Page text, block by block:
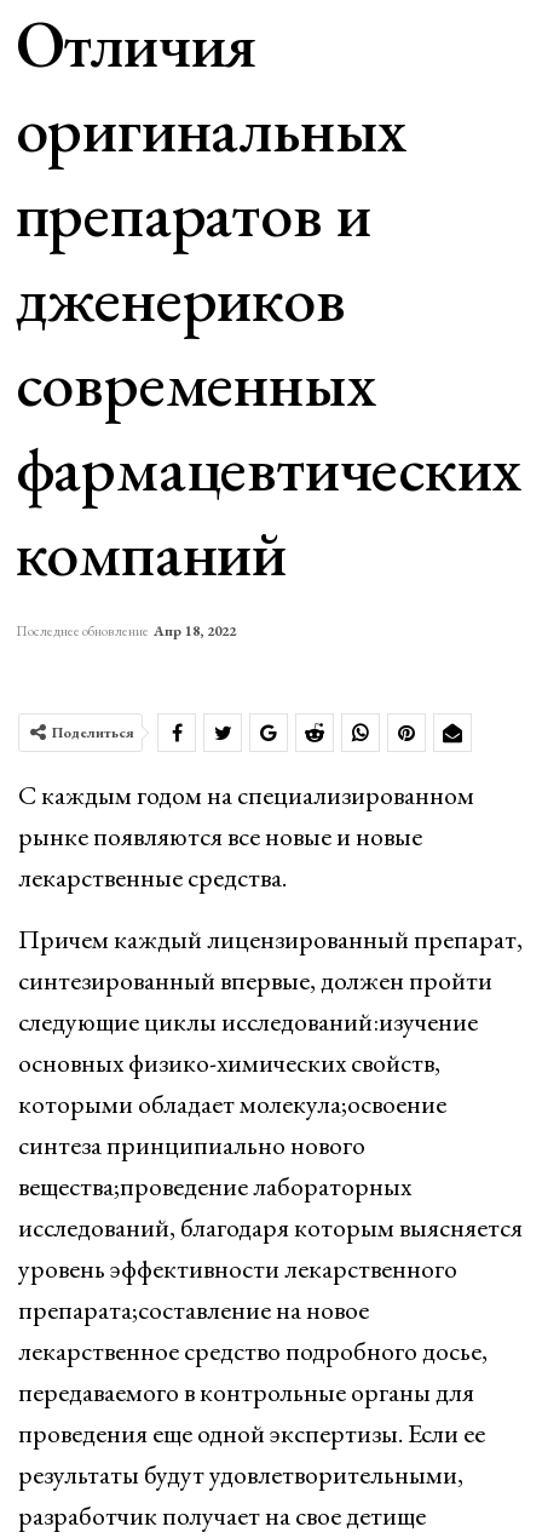
Отличия
оригинальных
препаратов и
дженериков
современных
фармацевтических
компаний
Последнее обновление Апр 18, 2022
Поделиться
С каждым годом на специализированном
рынке появляются все новые и новые
лекарственные средства.
Причем каждый лицензированный препарат,
синтезированный впервые, должен пройти
следующие циклы исследований:изучение
основных физико-химических свойств,
которыми обладает молекула;освоение
синтеза принципиально нового
вещества;проведение лабораторных
исследований, благодаря которым выясняется
уровень эффективности лекарственного
препарата;составление на новое
лекарственное средство подробного досье,
передаваемого в контрольные органы для
проведения еще одной экспертизы. Если ее
результаты будут удовлетворительными,
разработчик получает на свое детище